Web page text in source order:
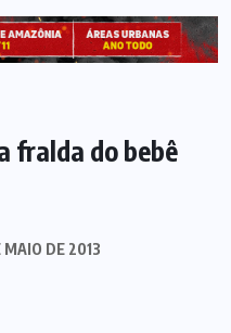
fralda do bebê
MAIO DE 2013